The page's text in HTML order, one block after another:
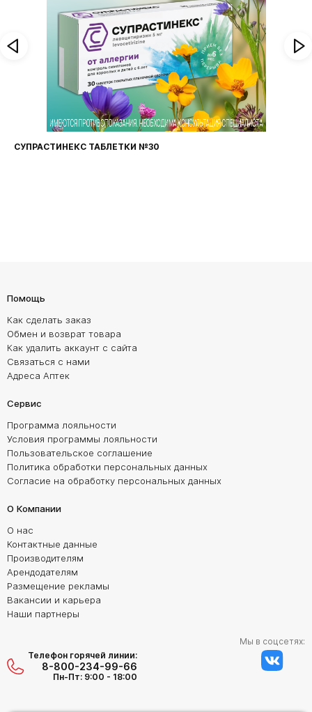
СУПРАСТИНЕКС ТАБЛЕТКИ №30
Помощь
Как сделать заказ
Обмен и возврат товара
Как удалить аккаунт с сайта
Связаться с нами
Адреса Аптек
Сервис
Программа лояльности
Условия программы лояльности
Пользовательское соглашение
Политика обработки персональных данных
Согласие на обработку персональных данных
О Компании
О нас
Контактные данные
Производителям
Арендодателям
Размещение рекламы
Вакансии и карьера
Наши партнеры
Телефон горячей линии:
8-800-234-99-66
Пн-Пт: 9:00 - 18:00
Мы в соцсетях: